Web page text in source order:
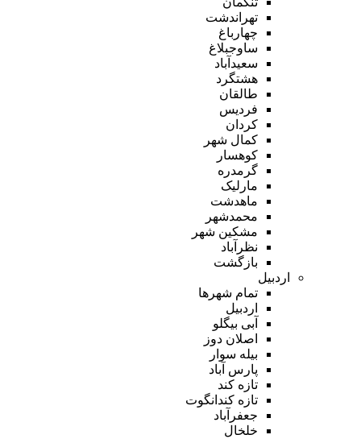
تهراندشت
چهارباغ
ساوجبلاغ
سعیدآباد
هشتگرد
طالقان
فردیس
کردان
کمال شهر
کوهسار
گرمدره
مارلیک
ماهدشت
محمدشهر
مشکین شهر
نظرآباد
بازگشت
اردبیل
تمام شهر‌ها
اردبیل
آبی بیگلو
اصلان دوز
بیله سوار
پارس آباد
تازه کند
تازه کندانگوت
جعفرآباد
خلخال